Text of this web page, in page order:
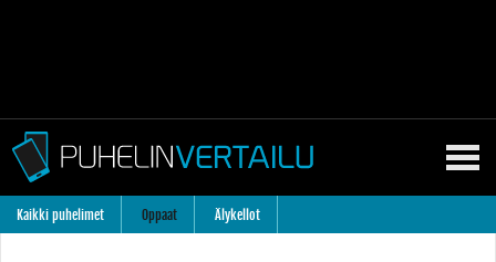
Kaikki puhelimet Oppaat Älykellot